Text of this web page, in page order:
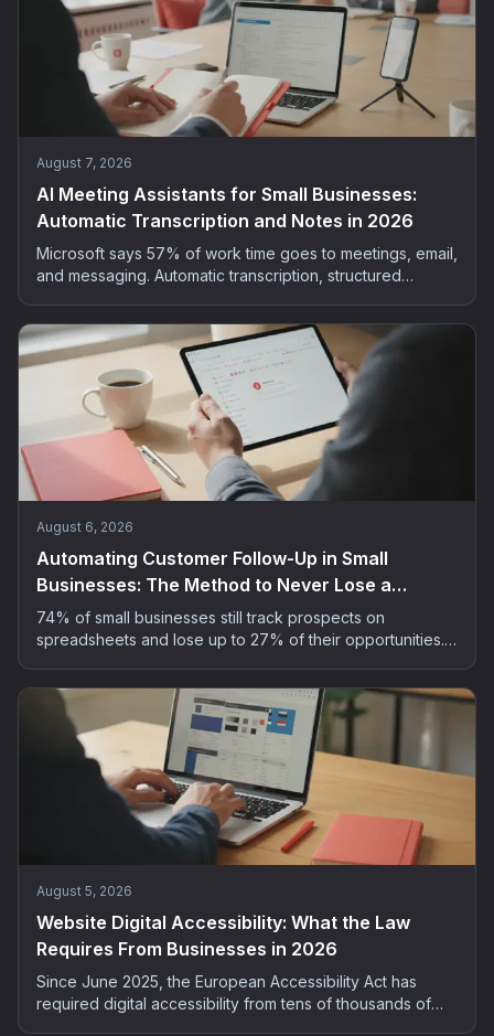
August 7, 2026
AI Meeting Assistants for Small Businesses:
Automatic Transcription and Notes in 2026
Microsoft says 57% of work time goes to meetings, email,
and messaging. Automatic transcription, structured
bring AI into your small business meetings, GDPR-safe.
August 6, 2026
Automating Customer Follow-Up in Small
Businesses: The Method to Never Lose a
Prospect
74% of small businesses still track prospects on
spreadsheets and lose up to 27% of their opportunities.
without spending your evenings on it.
August 5, 2026
Website Digital Accessibility: What the Law
Requires From Businesses in 2026
Since June 2025, the European Accessibility Act has
required digital accessibility from tens of thousands of